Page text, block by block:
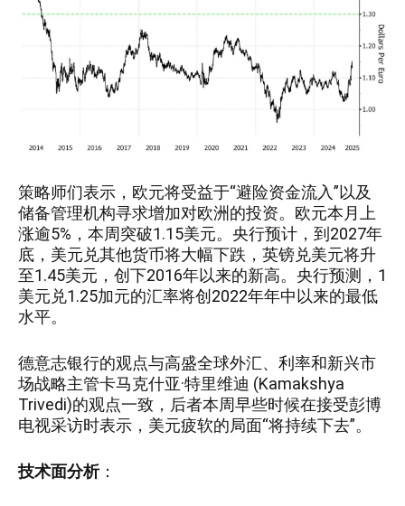
策略师们表示，欧元将受益于“避险资金流入”以及
储备管理机构寻求增加对欧洲的投资。欧元本月上
涨逾5%，本周突破1.15美元。央行预计，到2027年
底，美元兑其他货币将大幅下跌，英镑兑美元将升
至1.45美元，创下2016年以来的新高。央行预测，1
美元兑1.25加元的汇率将创2022年年中以来的最低
水平。
德意志银行的观点与高盛全球外汇、利率和新兴市
场战略主管卡马克什亚·特里维迪 (Kamakshya
Trivedi)的观点一致，后者本周早些时候在接受彭博
电视采访时表示，美元疲软的局面“将持续下去”。
技术面分析：